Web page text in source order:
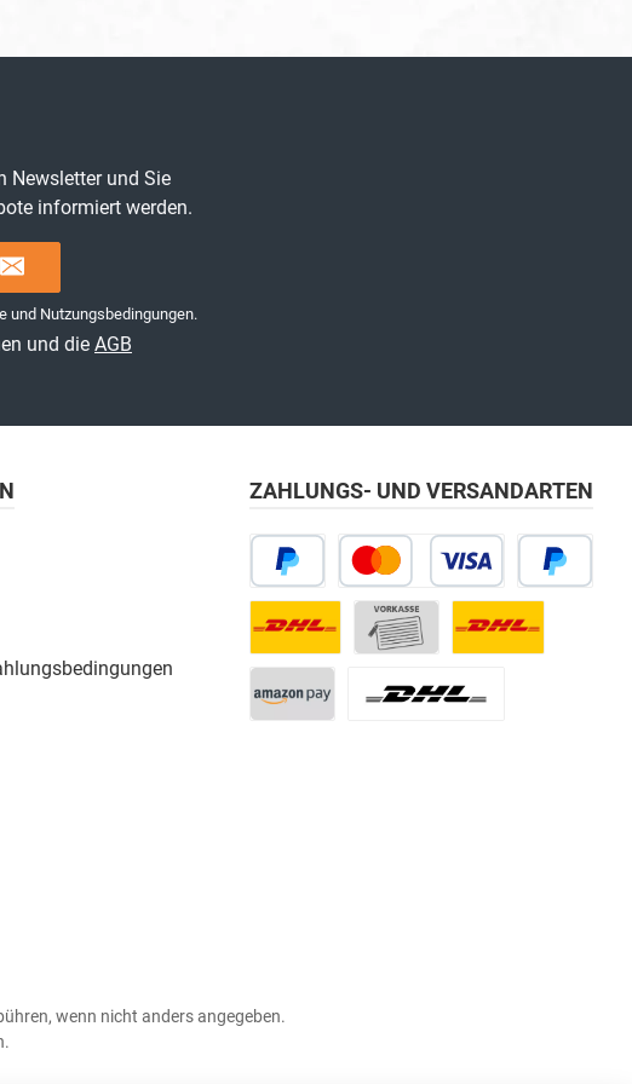
Newsletter und Sie
informiert werden.
und Nutzungsbedingungen.
und die AGB
ZAHLUNGS- UND VERSANDARTEN
wenn nicht anders angegeben.